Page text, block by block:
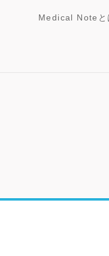
Medical Noteと